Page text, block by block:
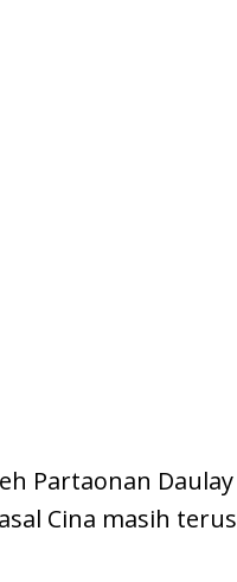
Partaonan Daulay
Cina masih terus